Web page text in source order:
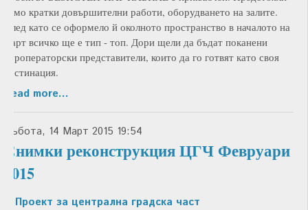
само кратки довършителни работи, оборудването на залите.
След като се оформело й околното пространство в началото на
март всичко ще е тип - топ. Дори щели да бъдат поканени
туроператорски представители, които да го готвят като своя
дестинация.
Read more...
Събота, 14 Март 2015 19:54
Снимки реконструкция ЦГЧ Февруари
2015
Проект за централна градска част